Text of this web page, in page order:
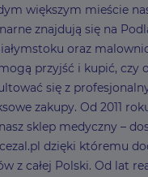
większym mieście
znajdują się na
oraz
przyjść i kupić, czy
się z
zakupy. Od 2011
sklep medyczny –
dzięki któremu
z całej Polski. Od lat